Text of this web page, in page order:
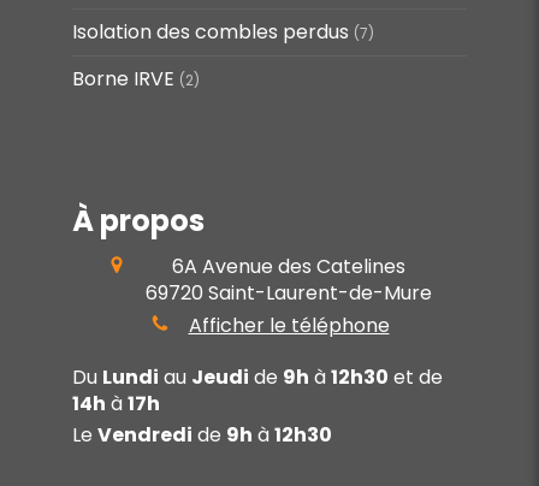
Isolation des combles perdus (7)
Borne IRVE (2)
À propos
6A Avenue des Catelines
69720 Saint-Laurent-de-Mure
Afficher le téléphone
Du Lundi au Jeudi de 9h à12h30 et de
14h à17h
Le Vendredi de 9h à12h30